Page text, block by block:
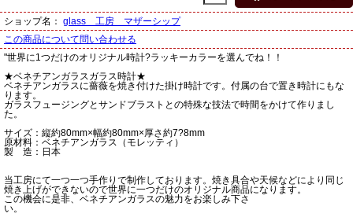
ショップ名： glass 工房 マザーシップ
この商品について問い合わせる
"世界に1つだけのオリジナル時計?ラッキーカラーを選んでね！！
★ベネチアンガラスガラス時計★
ベネチアンガラスに薔薇を焼き付けた掛け時計です。付属の台で置き時計にもな
ります。
ガラスフュージングとサンドブラストとの特殊な技法で時間をかけて作りまし
た。
サイズ：縦約80mm×幅約80mm×厚さ約7?8mm
原材料：ベネチアンガラス（モレッティ）
製 造：日本
当工房にて一つ一つ手作りで制作しております。焼き具合や天候などにより同じ
焼き上げができないので世界に一つだけのオリジナル商品になります。
この機会に是非、ベネチアンガラスの魅力をお楽しみ下さ
い。